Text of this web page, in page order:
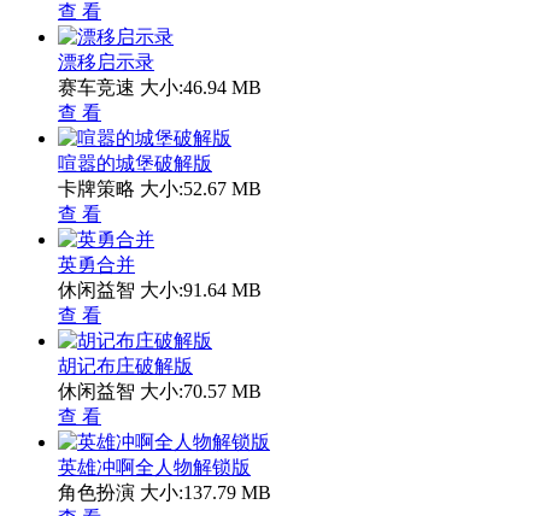
查 看
漂移启示录
赛车竞速 大小:46.94 MB
查 看
喧嚣的城堡破解版
卡牌策略 大小:52.67 MB
查 看
英勇合并
休闲益智 大小:91.64 MB
查 看
胡记布庄破解版
休闲益智 大小:70.57 MB
查 看
英雄冲啊全人物解锁版
角色扮演 大小:137.79 MB